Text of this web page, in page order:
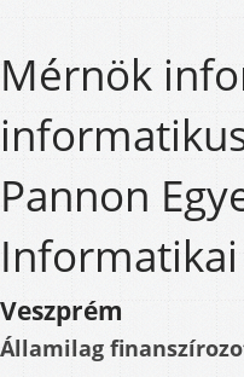
Mérnök
Pannon
Veszprém
Államilag